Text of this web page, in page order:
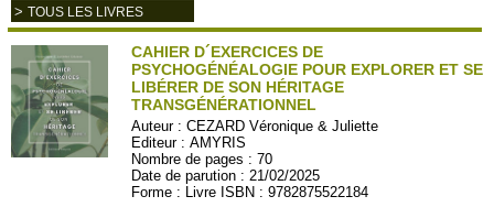
> TOUS LES LIVRES
CAHIER D´EXERCICES DE
PSYCHOGÉNÉALOGIE POUR EXPLORER ET SE
LIBÉRER DE SON HÉRITAGE
TRANSGÉNÉRATIONNEL
Auteur :CEZARD Véronique & Juliette
Editeur :AMYRIS
Nombre de pages : 70
Date de parution : 21/02/2025
Forme : Livre ISBN : 9782875522184